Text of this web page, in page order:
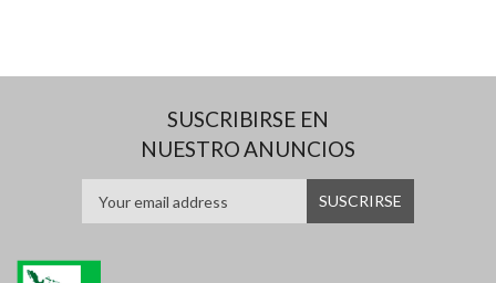
SUSCRIBIRSE EN
NUESTRO ANUNCIOS